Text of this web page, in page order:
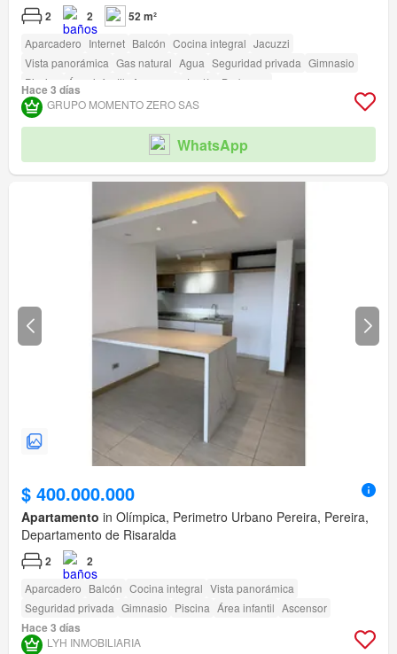
2 2 52 m²
Aparcadero Internet Balcón Cocina integral Jacuzzi
Vista panorámica Gas natural Agua Seguridad privada Gimnasio
Piscina
Área infantil Ascensor Jardín
Barbecue
Acceso para personas con discapacidad
Hace 3 días
GRUPO MOMENTO ZERO SAS
WhatsApp
$ 400.000.000
Apartamento in Olímpica, Perimetro Urbano Pereira, Pereira,
Departamento de Risaralda
2 2
Aparcadero Balcón Cocina integral Vista panorámica
Seguridad privada Gimnasio Piscina Área infantil Ascensor
Hace 3 días
LYH INMOBILIARIA